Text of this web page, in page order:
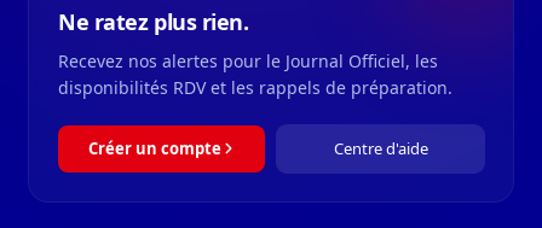
Ne ratez plus rien.
Recevez nos alertes pour le Journal Officiel, les
disponibilités RDV et les rappels de préparation.
Créer un compte Centre d'aide